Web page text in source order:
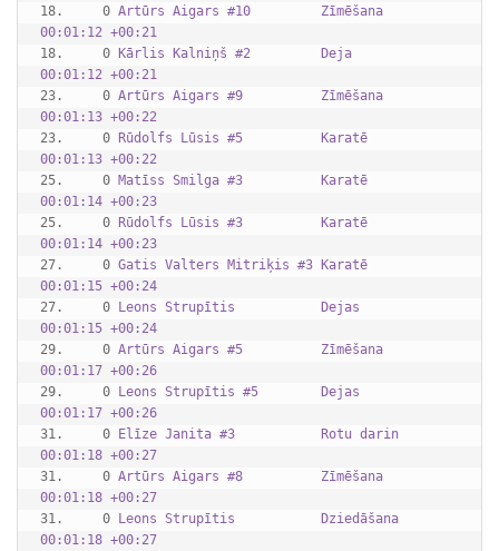
18.     0 Artūrs Aigars #10         Zīmēšana
00:01:12 +00:21
18.     0 Kārlis Kalniņš #2         Deja
00:01:12 +00:21
23.     0 Artūrs Aigars #9          Zīmēšana
00:01:13 +00:22
23.     0 Rūdolfs Lūsis #5          Karatē
00:01:13 +00:22
25.     0 Matīss Smilga #3          Karatē
00:01:14 +00:23
25.     0 Rūdolfs Lūsis #3          Karatē
00:01:14 +00:23
27.     0 Gatis Valters Mitriķis #3 Karatē
00:01:15 +00:24
27.     0 Leons Strupītis           Dejas
00:01:15 +00:24
29.     0 Artūrs Aigars #5          Zīmēšana
00:01:17 +00:26
29.     0 Leons Strupītis #5        Dejas
00:01:17 +00:26
31.     0 Elīze Janita #3           Rotu darin
00:01:18 +00:27
31.     0 Artūrs Aigars #8          Zīmēšana
00:01:18 +00:27
31.     0 Leons Strupītis           Dziedāšana
00:01:18 +00:27